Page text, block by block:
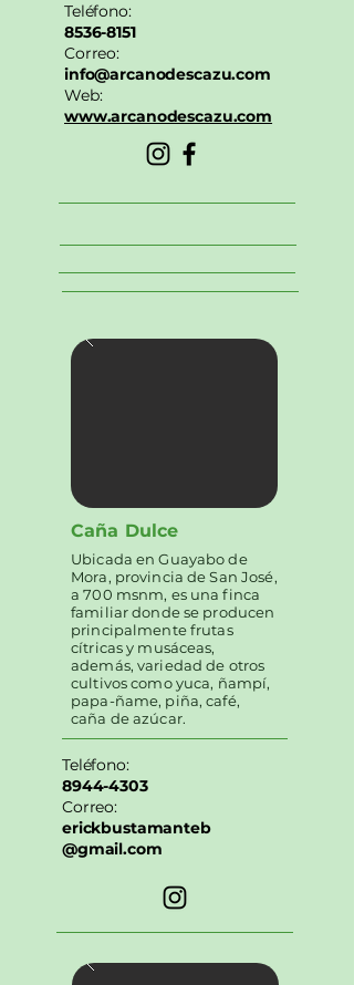
Teléfono:
8536-8151
Correo:
info@arcanodescazu.com
Web:
www.arcanodescazu.com
Caña Dulce
Ubicada en Guayabo de
Mora, provincia de San José,
a 700 msnm, es una finca
familiar donde se producen
principalmente frutas
cítricas y musáceas,
además, variedad de otros
cultivos como yuca, ñampí,
papa-ñame, piña, café,
caña de azúcar.
Teléfono:
8944-4303
Correo:
erickbustamanteb
@gmail.com